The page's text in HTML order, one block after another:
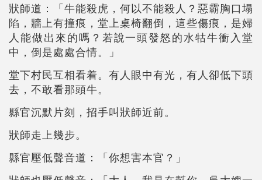
狀師道：「牛能殺虎，何以不能殺人？惡霸胸口塌
陷，牆上有撞痕，堂上桌椅翻倒，這些傷痕，是婦
人能做出來的嗎？若說一頭發怒的水牯牛衝入堂
中，倒是處處合情。」
堂下村民互相看着。有人眼中有光，有人卻低下頭
去，不敢看那頭牛。
縣官沉默片刻，招手叫狀師近前。
狀師走上幾步。
縣官壓低聲音道：「你想害本官？」